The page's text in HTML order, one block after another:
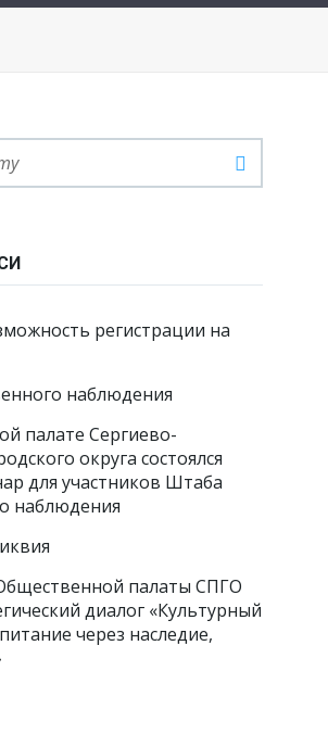
регистрации на
наблюдения
палате Сергиево-
округа состоялся
для участников Штаба
наблюдения
палаты СПГО
диалог «Культурный
через наследие,